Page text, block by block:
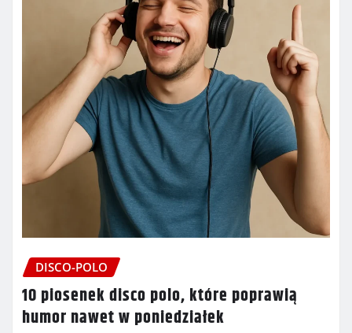
DISCO-POLO
10 piosenek disco polo, które poprawią
humor nawet w poniedziałek